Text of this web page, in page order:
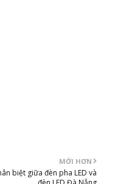
MỚI HƠN
biệt giữa đèn pha LED và